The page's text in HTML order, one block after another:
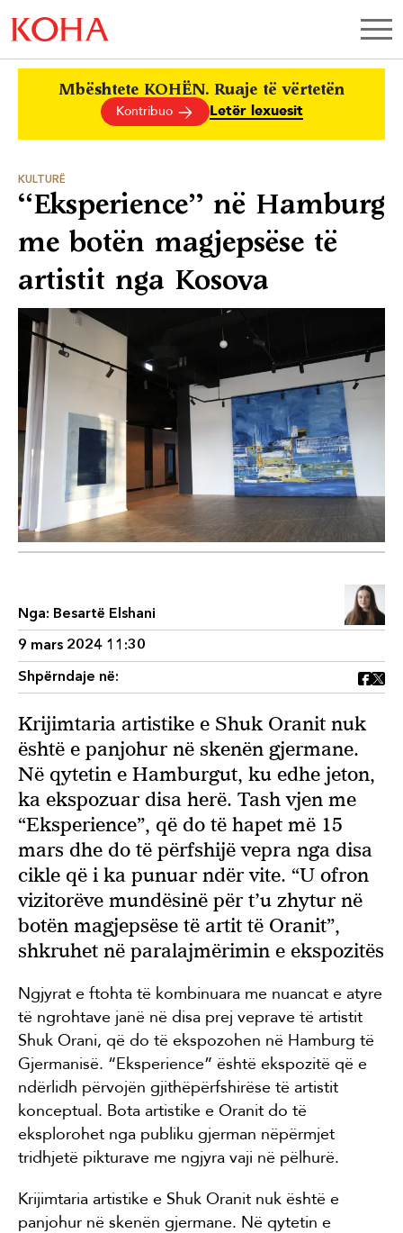
Mbështete KOHËN. Ruaje të vërtetën
Kontribuo Letër lexuesit
KULTURË
“Eksperience” në Hamburg
me botën magjepsëse të
artistit nga Kosova
Nga: Besartë Elshani
9 mars 2024 11:30
Shpërndaje në:
Krijimtaria artistike e Shuk Oranit nuk
është e panjohur në skenën gjermane.
Në qytetin e Hamburgut, ku edhe jeton,
ka ekspozuar disa herë. Tash vjen me
“Eksperience”, që do të hapet më 15
mars dhe do të përfshijë vepra nga disa
cikle që i ka punuar ndër vite. “U ofron
vizitorëve mundësinë për t’u zhytur në
botën magjepsëse të artit të Oranit”,
shkruhet në paralajmërimin e ekspozitës
Ngjyrat e ftohta të kombinuara me nuancat e atyre
të ngrohtave janë në disa prej veprave të artistit
Shuk Orani, që do të ekspozohen në Hamburg të
Gjermanisë. “Eksperience” është ekspozitë që e
ndërlidh përvojën gjithëpërfshirëse të artistit
konceptual. Bota artistike e Oranit do të
eksplorohet nga publiku gjerman nëpërmjet
tridhjetë pikturave me ngjyra vaji në pëlhurë.
Krijimtaria artistike e Shuk Oranit nuk është e
panjohur në skenën gjermane. Në qytetin e